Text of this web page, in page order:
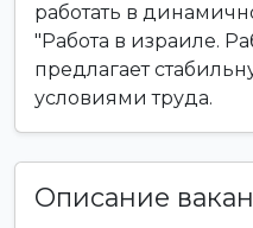
работать в
"Работа в израиле.
предлагает
условиями труда.
Описание